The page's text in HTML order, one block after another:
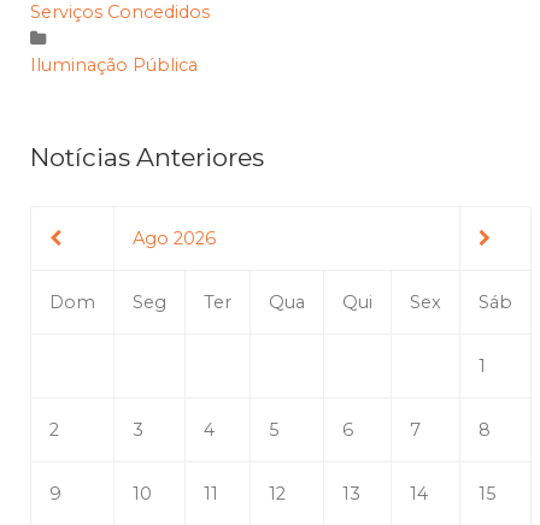
Serviços Concedidos
Iluminação Pública
Notícias Anteriores
Ago 2026
Dom Seg Ter Qua Qui Sex Sáb
1
2 3 4 5 6 7 8
9 10 11 12 13 14 15